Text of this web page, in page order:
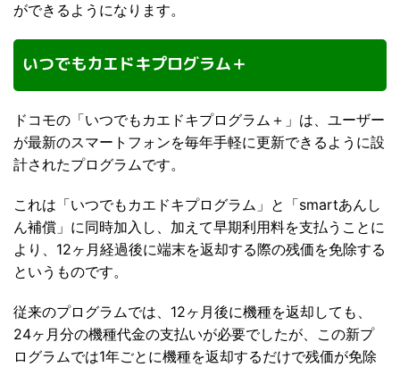
ができるようになります。
いつでもカエドキプログラム＋
ドコモの「いつでもカエドキプログラム＋」は、ユーザー
が最新のスマートフォンを毎年手軽に更新できるように設
計されたプログラムです。
これは「いつでもカエドキプログラム」と「smartあんし
ん補償」に同時加入し、加えて早期利用料を支払うことに
より、12ヶ月経過後に端末を返却する際の残価を免除する
というものです。
従来のプログラムでは、12ヶ月後に機種を返却しても、
24ヶ月分の機種代金の支払いが必要でしたが、この新プ
ログラムでは1年ごとに機種を返却するだけで残価が免除